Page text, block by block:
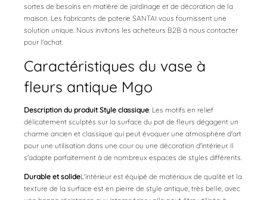
sortes de besoins en matière de jardinage et de décoration de la
maison. Les fabricants de poterie SANTAI vous fournissent une
solution unique. Nous invitons les acheteurs B2B à nous contacter
pour l'achat.
Caractéristiques du vase à
fleurs antique Mgo
Description du produit Style classique: Les motifs en relief
délicatement sculptés sur la surface du pot de fleurs dégagent un
charme ancien et classique qui peut évoquer une atmosphère d'art
pour une utilisation dans une cour ou une décoration d'intérieur. Il
s'adapte parfaitement à de nombreux espaces de styles différents.
Durable et solideL'intérieur est équipé de matériaux de qualité et la
texture de la surface est en pierre de style antique, très belle, avec